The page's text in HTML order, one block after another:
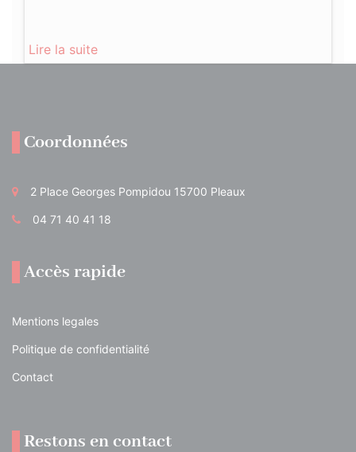
Lire la suite
Coordonnées
2 Place Georges Pompidou 15700 Pleaux
04 71 40 41 18
Accès rapide
Mentions legales
Politique de confidentialité
Contact
Restons en contact